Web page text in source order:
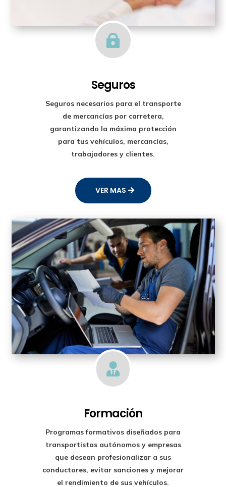

Seguros
Seguros necesarios para el transporte
de mercancías por carretera,
garantizando la máxima protección
para tus vehículos, mercancías,
trabajadores y clientes.
VER MAS

Formación
Programas formativos diseñados para
transportistas autónomos y empresas
que desean profesionalizar a sus
conductores, evitar sanciones y mejorar
el rendimiento de sus vehículos.